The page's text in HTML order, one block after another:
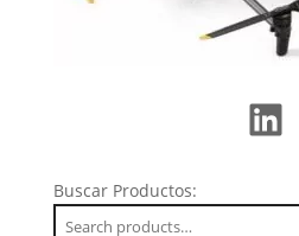
Buscar Productos: